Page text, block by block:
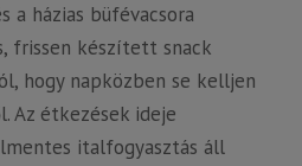
a házias büfévacsora
frissen készített snack
hogy napközben se kelljen
Az étkezések ideje
italfogyasztás áll